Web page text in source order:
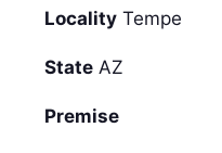
Locality Tempe
State AZ
Premise